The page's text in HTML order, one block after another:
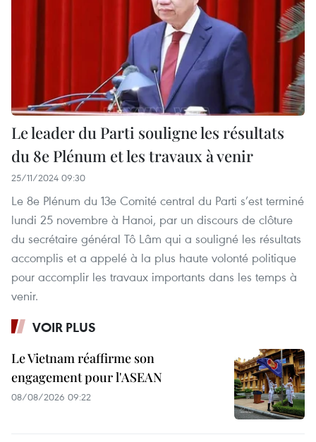
Le leader du Parti souligne les résultats
du 8e Plénum et les travaux à venir
25/11/2024 09:30
Le 8e Plénum du 13e Comité central du Parti s’est terminé
lundi 25 novembre à Hanoi, par un discours de clôture
du secrétaire général Tô Lâm qui a souligné les résultats
accomplis et a appelé à la plus haute volonté politique
pour accomplir les travaux importants dans les temps à
venir.
VOIR PLUS
Le Vietnam réaffirme son
engagement pour l'ASEAN
08/08/2026 09:22